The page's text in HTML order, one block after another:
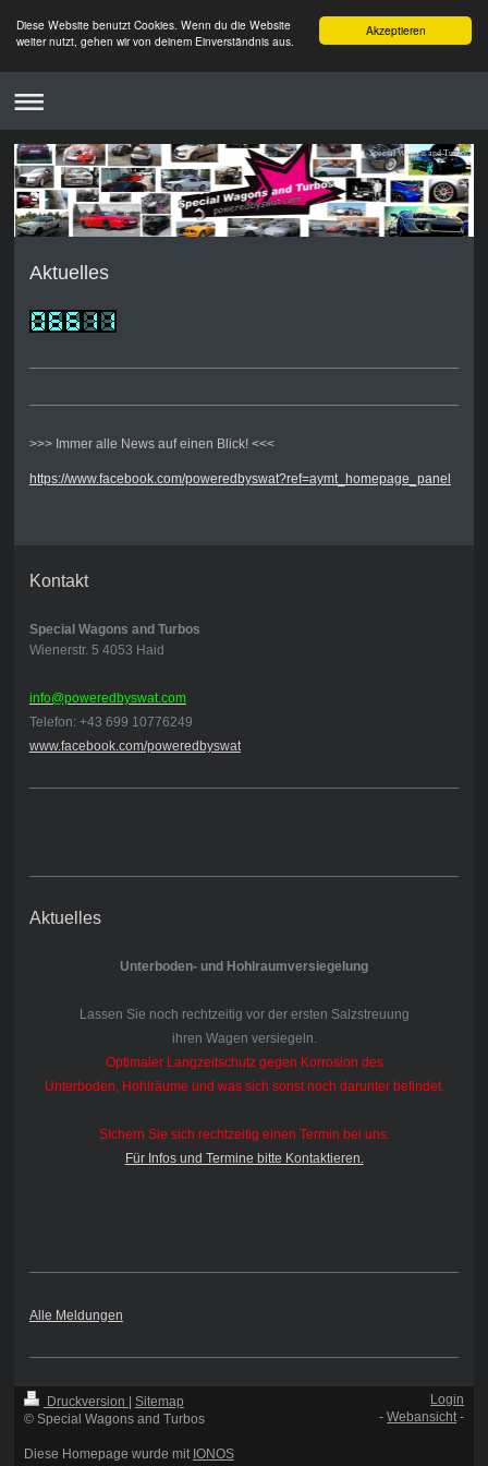
Akzeptieren
Diese Website benutzt Cookies. Wenn du die Website
weiter nutzt, gehen wir von deinem Einverständnis aus.
Special Wagons and Turbos
Aktuelles
>>> Immer alle News auf einen Blick! <<<
https://www.facebook.com/poweredbyswat?ref=aymt_homepage_panel
Kontakt
Special Wagons and Turbos
Wienerstr. 5 4053 Haid
info@poweredbyswat.com
Telefon: +43 699 10776249
www.facebook.com/poweredbyswat
Aktuelles
Unterboden- und Hohlraumversiegelung
Lassen Sie noch rechtzeitig vor der ersten Salzstreuung
ihren Wagen versiegeln.
Optimaler Langzeitschutz gegen Korrosion des
Unterboden, Hohlräume und was sich sonst noch darunter befindet.
SIchern Sie sich rechtzeitig einen Termin bei uns.
Für Infos und Termine bitte Kontaktieren.
Alle Meldungen
Druckversion
Sitemap
© Special Wagons and Turbos
Diese Homepage wurde mit IONOS
Login
-Webansicht-